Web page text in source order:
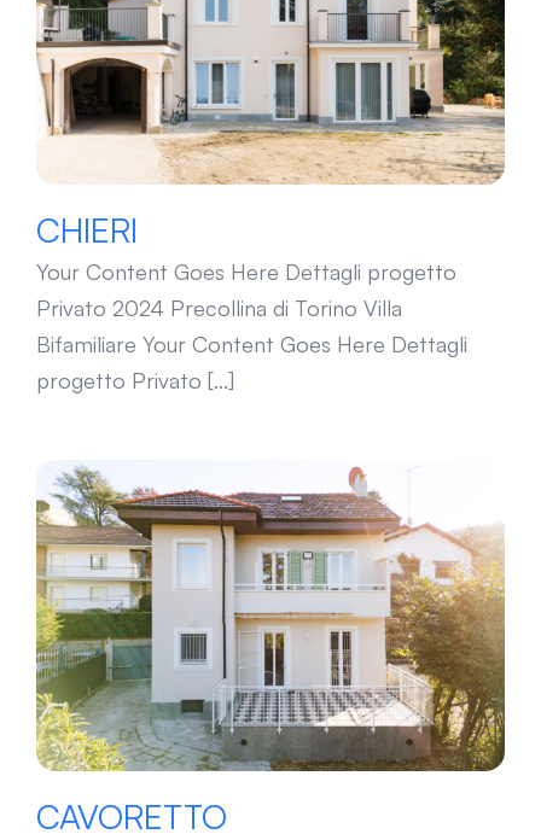
CHIERI
CHIERI
Your Content Goes Here Dettagli progetto
Privato 2024 Precollina di Torino Villa
Bifamiliare Your Content Goes Here Dettagli
progetto Privato [...]
CAVORETTO
CAVORETTO